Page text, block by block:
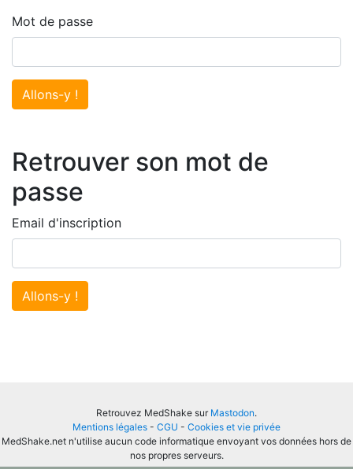
Mot de passe
Allons-y !
Retrouver son mot de
passe
Email d'inscription
Allons-y !
Retrouvez MedShake sur Mastodon.
Mentions légales - CGU - Cookies et vie privée
MedShake.net n'utilise aucun code informatique envoyant vos données hors de
nos propres serveurs.